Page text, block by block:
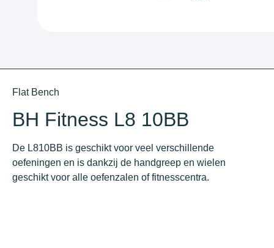
Flat Bench
BH Fitness L8 10BB
De L810BB is geschikt voor veel verschillende
oefeningen en is dankzij de handgreep en wielen
geschikt voor alle oefenzalen of fitnesscentra.